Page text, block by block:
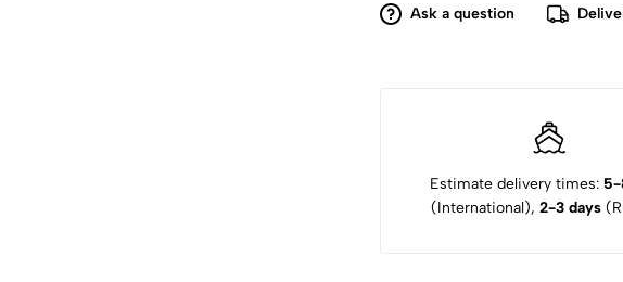
Ask a question
Estimate delivery times: 5-
(International), 2-3 days